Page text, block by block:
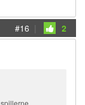
#16 | 2